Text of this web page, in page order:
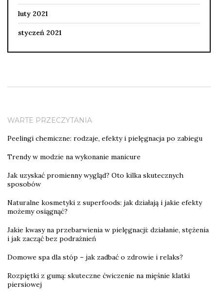
luty 2021
styczeń 2021
WARTE PRZECZYTANIA
Peelingi chemiczne: rodzaje, efekty i pielęgnacja po zabiegu
Trendy w modzie na wykonanie manicure
Jak uzyskać promienny wygląd? Oto kilka skutecznych
sposobów
Naturalne kosmetyki z superfoods: jak działają i jakie efekty
możemy osiągnąć?
Jakie kwasy na przebarwienia w pielęgnacji: działanie, stężenia
i jak zacząć bez podrażnień
Domowe spa dla stóp – jak zadbać o zdrowie i relaks?
Rozpiętki z gumą: skuteczne ćwiczenie na mięśnie klatki
piersiowej